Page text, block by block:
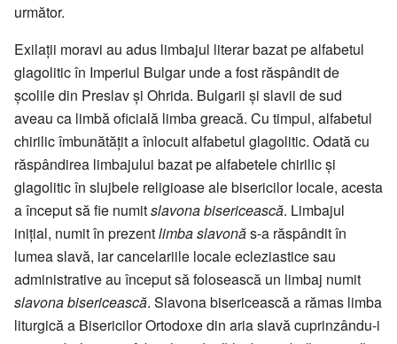
următor.
Exilații moravi au adus limbajul literar bazat pe alfabetul
glagolitic în Imperiul Bulgar unde a fost răspândit de
școlile din Preslav și Ohrida. Bulgarii și slavii de sud
aveau ca limbă oficială limba greacă. Cu timpul, alfabetul
chirilic îmbunătățit a înlocuit alfabetul glagolitic. Odată cu
răspândirea limbajului bazat pe alfabetele chirilic și
glagolitic în slujbele religioase ale bisericilor locale, acesta
a început să fie numitslavona bisericească. Limbajul
inițial, numit în prezentlimba slavonăs-a răspândit în
lumea slavă, iar cancelariile locale ecleziastice sau
administrative au început să folosească un limbaj numit
slavona bisericească. Slavona bisericească a rămas limba
liturgică a Bisericilor Ortodoxe din aria slavă cuprinzându-i